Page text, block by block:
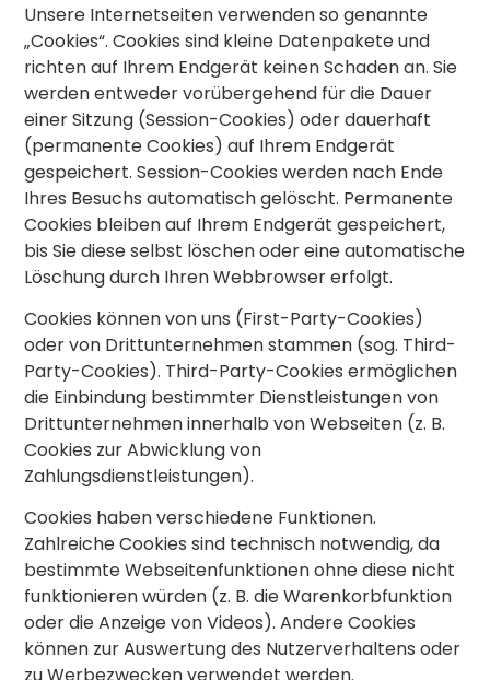
Unsere Internetseiten verwenden so genannte
„Cookies“. Cookies sind kleine Datenpakete und
richten auf Ihrem Endgerät keinen Schaden an. Sie
werden entweder vorübergehend für die Dauer
einer Sitzung (Session-Cookies) oder dauerhaft
(permanente Cookies) auf Ihrem Endgerät
gespeichert. Session-Cookies werden nach Ende
Ihres Besuchs automatisch gelöscht. Permanente
Cookies bleiben auf Ihrem Endgerät gespeichert,
bis Sie diese selbst löschen oder eine automatische
Löschung durch Ihren Webbrowser erfolgt.
Cookies können von uns (First-Party-Cookies)
oder von Drittunternehmen stammen (sog. Third-
Party-Cookies). Third-Party-Cookies ermöglichen
die Einbindung bestimmter Dienstleistungen von
Drittunternehmen innerhalb von Webseiten (z. B.
Cookies zur Abwicklung von
Zahlungsdienstleistungen).
Cookies haben verschiedene Funktionen.
Zahlreiche Cookies sind technisch notwendig, da
bestimmte Webseitenfunktionen ohne diese nicht
funktionieren würden (z. B. die Warenkorbfunktion
oder die Anzeige von Videos). Andere Cookies
können zur Auswertung des Nutzerverhaltens oder